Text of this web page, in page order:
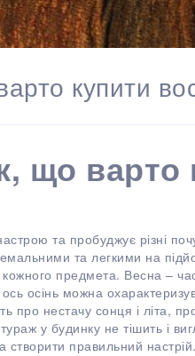
купити
що варто
та пробуджує різні
та легкими на
предмета. Весна –
осінь можна
про нестачу сонця і літа,
у будинку не тішить і
створити правильний настрій.